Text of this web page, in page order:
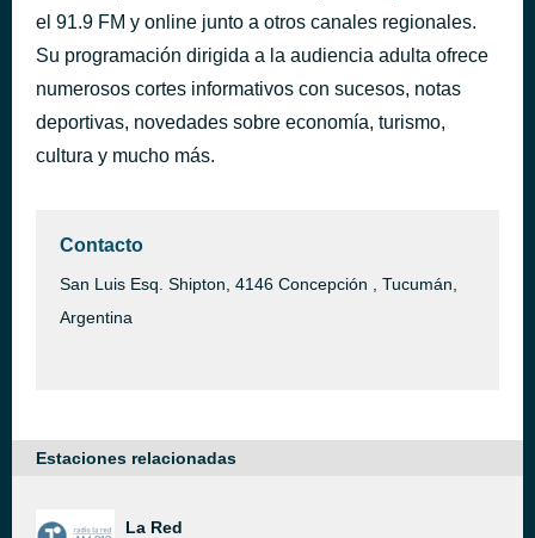
el 91.9 FM y online junto a otros canales regionales.
Su programación dirigida a la audiencia adulta ofrece
numerosos cortes informativos con sucesos, notas
deportivas, novedades sobre economía, turismo,
cultura y mucho más.
Contacto
San Luis Esq. Shipton, 4146 Concepción , Tucumán,
Argentina
Estaciones relacionadas
La Red